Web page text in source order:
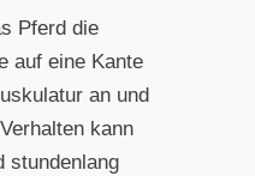
Pferd die
auf eine Kante
an und
kann
stundenlang